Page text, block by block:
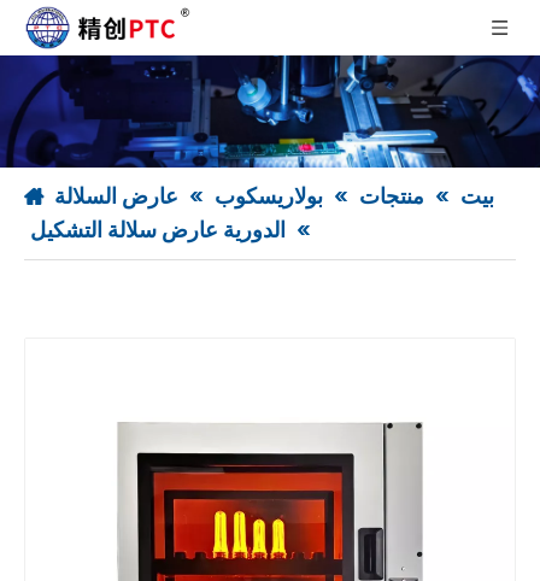
بيت » منتجات » بولاريسكوب » عارض السلالة
»
الدورية عارض سلالة التشكيل